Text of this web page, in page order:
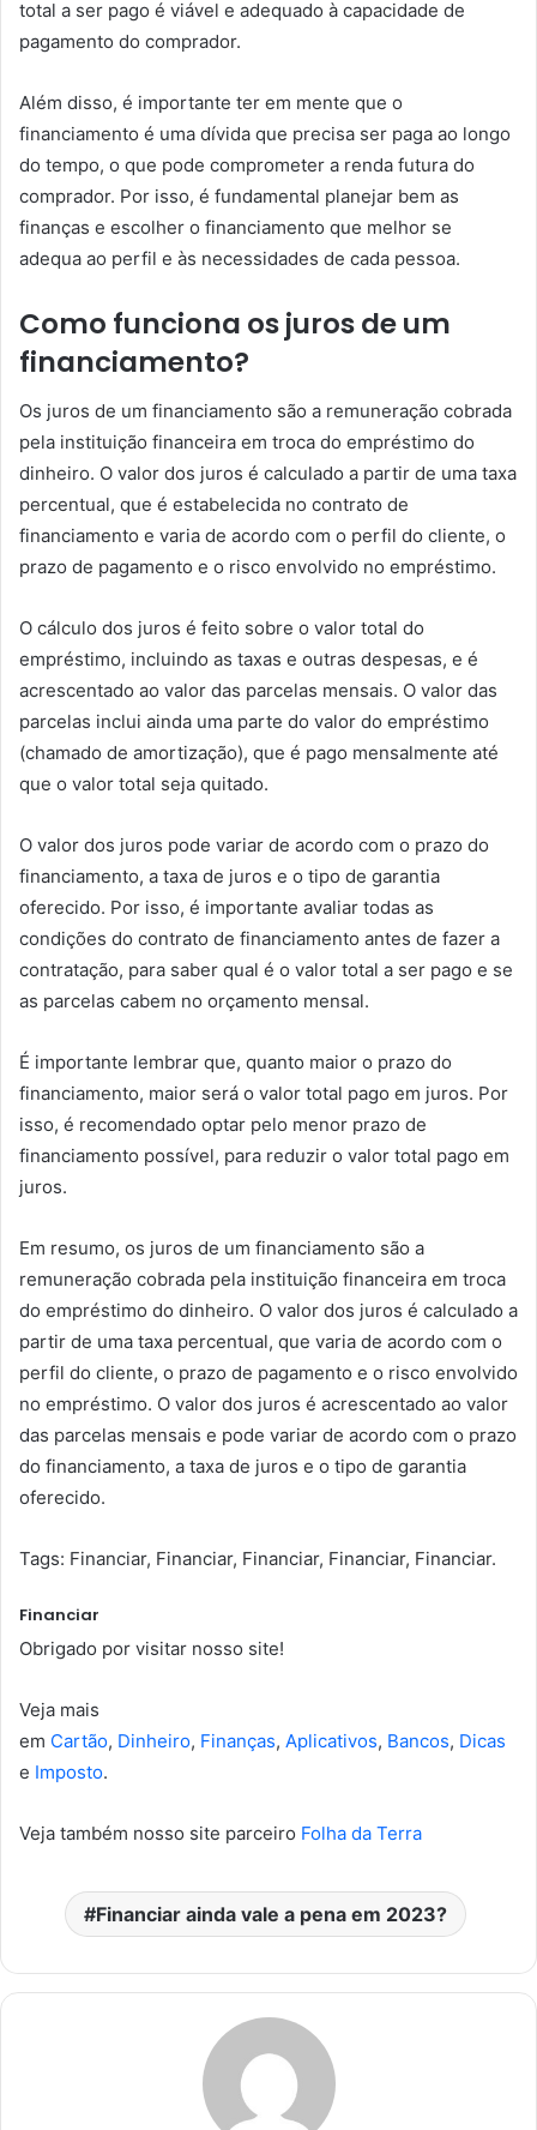
total a ser pago é viável e adequado à capacidade de
pagamento do comprador.
Além disso, é importante ter em mente que o
financiamento é uma dívida que precisa ser paga ao longo
do tempo, o que pode comprometer a renda futura do
comprador. Por isso, é fundamental planejar bem as
finanças e escolher o financiamento que melhor se
adequa ao perfil e às necessidades de cada pessoa.
Como funciona os juros de um
financiamento?
Os juros de um financiamento são a remuneração cobrada
pela instituição financeira em troca do empréstimo do
dinheiro. O valor dos juros é calculado a partir de uma taxa
percentual, que é estabelecida no contrato de
financiamento e varia de acordo com o perfil do cliente, o
prazo de pagamento e o risco envolvido no empréstimo.
O cálculo dos juros é feito sobre o valor total do
empréstimo, incluindo as taxas e outras despesas, e é
acrescentado ao valor das parcelas mensais. O valor das
parcelas inclui ainda uma parte do valor do empréstimo
(chamado de amortização), que é pago mensalmente até
que o valor total seja quitado.
O valor dos juros pode variar de acordo com o prazo do
financiamento, a taxa de juros e o tipo de garantia
oferecido. Por isso, é importante avaliar todas as
condições do contrato de financiamento antes de fazer a
contratação, para saber qual é o valor total a ser pago e se
as parcelas cabem no orçamento mensal.
É importante lembrar que, quanto maior o prazo do
financiamento, maior será o valor total pago em juros. Por
isso, é recomendado optar pelo menor prazo de
financiamento possível, para reduzir o valor total pago em
juros.
Em resumo, os juros de um financiamento são a
remuneração cobrada pela instituição financeira em troca
do empréstimo do dinheiro. O valor dos juros é calculado a
partir de uma taxa percentual, que varia de acordo com o
perfil do cliente, o prazo de pagamento e o risco envolvido
no empréstimo. O valor dos juros é acrescentado ao valor
das parcelas mensais e pode variar de acordo com o prazo
do financiamento, a taxa de juros e o tipo de garantia
oferecido.
Tags: Financiar, Financiar, Financiar, Financiar, Financiar.
Financiar
Obrigado por visitar nosso site!
Veja mais
em Cartão, Dinheiro, Finanças, Aplicativos, Bancos, Dicas
e Imposto.
Veja também nosso site parceiro Folha da Terra
Financiar ainda vale a pena em 2023?